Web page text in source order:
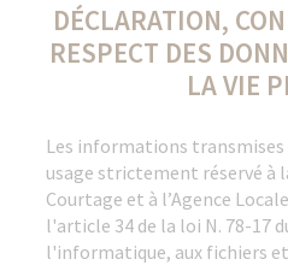
DÉCLARATION,
RESPECT DES
LA VIE
Les informations transmises
usage strictement réservé à
Courtage et à l’Agence
l'article 34 de la loi N. 78-17
l'informatique, aux fichiers